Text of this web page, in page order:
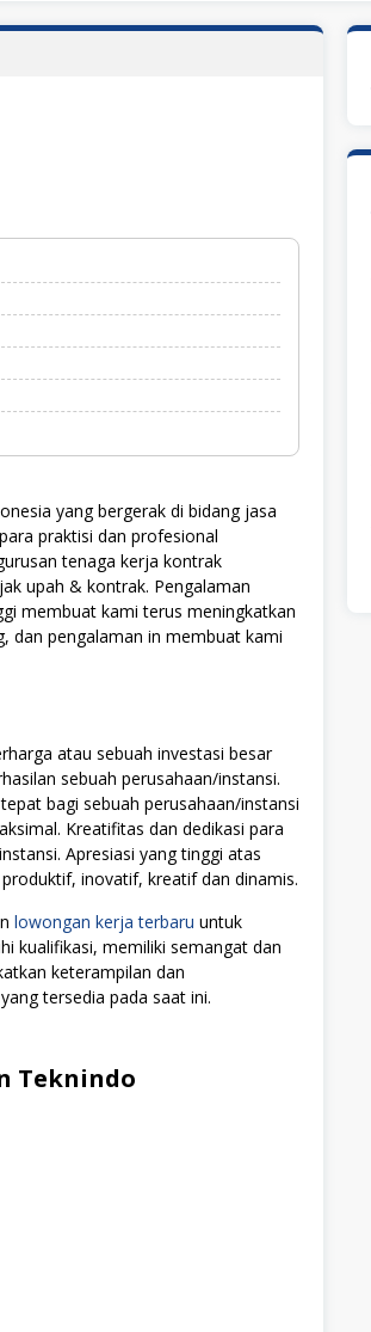
yang bergerak di bidang jasa
praktisi dan profesional
tenaga kerja kontrak
upah & kontrak. Pengalaman
membuat kami terus meningkatkan
dan pengalaman in membuat kami
atau sebuah investasi besar
sebuah perusahaan/instansi.
bagi sebuah perusahaan/instansi
Kreatifitas dan dedikasi para
Apresiasi yang tinggi atas
inovatif, kreatif dan dinamis.
lowongan kerja terbaru untuk
kualifikasi, memiliki semangat dan
keterampilan dan
tersedia pada saat ini.
Teknindo